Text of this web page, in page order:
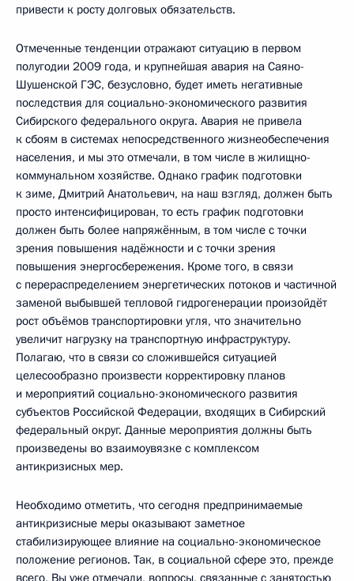
привести к росту долговых обязательств.
Отмеченные тенденции отражают ситуацию в первом
полугодии 2009 года, и крупнейшая авария на Саяно-
Шушенской ГЭС, безусловно, будет иметь негативные
последствия для социально-экономического развития
Сибирского федерального округа. Авария не привела
к сбоям в системах непосредственного жизнеобеспечения
населения, и мы это отмечали, в том числе в жилищно-
коммунальном хозяйстве. Однако график подготовки
к зиме, Дмитрий Анатольевич, на наш взгляд, должен быть
просто интенсифицирован, то есть график подготовки
должен быть более напряжённым, в том числе с точки
зрения повышения надёжности и с точки зрения
повышения энергосбережения. Кроме того, в связи
с перераспределением энергетических потоков и частичной
заменой выбывшей тепловой гидрогенерации произойдёт
рост объёмов транспортировки угля, что значительно
увеличит нагрузку на транспортную инфраструктуру.
Полагаю, что в связи со сложившейся ситуацией
целесообразно произвести корректировку планов
и мероприятий социально-экономического развития
субъектов Российской Федерации, входящих в Сибирский
федеральный округ. Данные мероприятия должны быть
произведены во взаимоувязке с комплексом
антикризисных мер.
Необходимо отметить, что сегодня предпринимаемые
антикризисные меры оказывают заметное
стабилизирующее влияние на социально-экономическое
положение регионов. Так, в социальной сфере это, прежде
всего, Вы уже отмечали, вопросы, связанные с занятостью